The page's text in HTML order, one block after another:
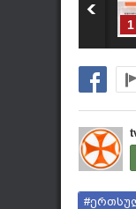
1